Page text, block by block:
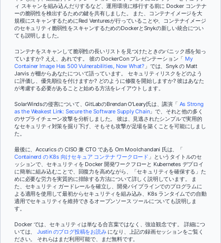
ィ スキャンを組み込んだりするなど、運用環境に移行する前に Docker コンテナ
ーの脆弱性を検出するための鍵を共有しました。 また、コンテナイメージを大
規模にスキャンするためにRed Venturesが行っていることや、コンテナイメージ
のセキュリティ脆弱性をスキャンするためのDockerとSnykの新しい統合につい
ても説明しました。
コンテナをスキャンして脆弱性の長いリストを見つけたときのパニック感を知っ
ていますか? ええ、あれです。 彼の DockerCon プレゼンテーション「 My
Container Image Has 500 Vulnerabilities, Now What? 」では、Snyk の Matt
Jarvis が棚からあなたについて語っています。 セキュリティリスクをどのよう
に評価し、優先順位を付けますか? どのように修復を開始しますか? 彼はあなた
が考慮する必要があることと始める方法をレイアウトします。
SolarWindsの侵害について、GitLabのBrendan O'Leary氏は、講演「 As Strong
as the Weakest Link: Secure the Software Supply Chain」で、それと他の多く
のサプライチェーン攻撃を分析しました。 彼は、見逃されたシンプルで実用的
なセキュリティ対策を掘り下げ、そもそも攻撃が足場を築くことを可能にしまし
た。
最後に、Accurics の CISO 兼 CTO である Om Moolchandani 氏は、「
Containerd の K8s 向けセキュア コンテナ ワークロード 」というタイトルのセ
ッションで、セキュリティを Docker 開発ワークフローと Kubernetes デプロイ
に簡単に組み込むことで、回復力を高めながら、「セキュリティを確保する」た
めに必要な労力を実質的に排除する方法について詳しく説明しています。 ま
た、セキュリティ ガードレールを確立し、開発パイプラインでのプログラムに
よる適用を使用して最初からセキュリティを組み込み、K8s ランタイムでの自動
適用でセキュリティを維持できるオープンソース ツールについても説明しま
す。
Docker では、セキュリティは単なる合言葉ではなく、強迫観念です。 詳細につ
いては、 Justin のブログ投稿をお読みになり、上記の録画セッションをご覧く
ださい。 それらはまだ利用可能で、まだ無料です。